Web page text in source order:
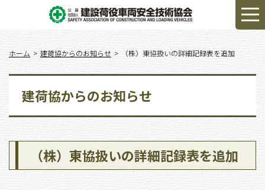
ホーム 建荷協からのお知らせ （株）東協扱いの詳細記録表を追加
建荷協からのお知らせ
（株）東協扱いの詳細記録表を追加